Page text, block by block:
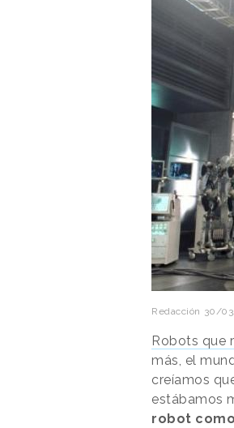
Redacción 30/
Robots que
más, el
creíamos
estábamos
robot